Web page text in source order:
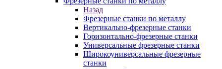
Назад
Фрезерные станки по металлу
Вертикально-фрезерные станки
Горизонтально-фрезерные станки
Универсальные фрезерные станки
Широкоуниверсальные фрезерные
станки